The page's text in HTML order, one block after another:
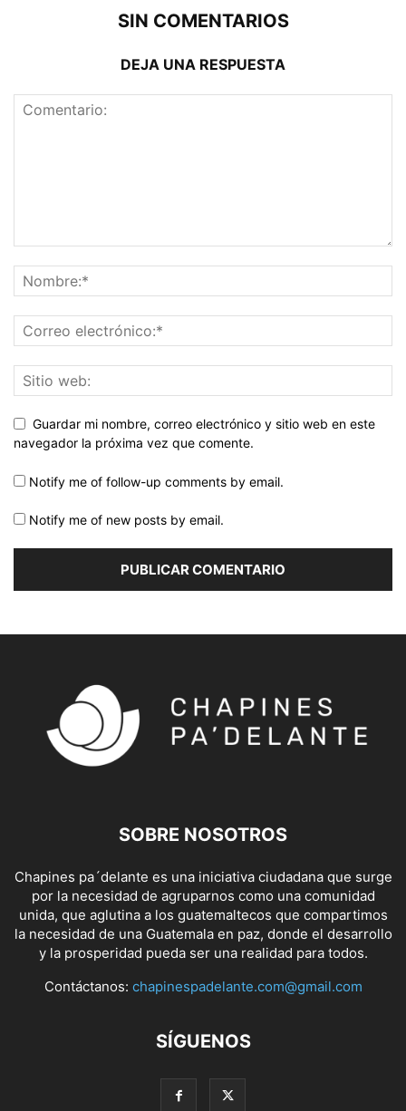
SIN COMENTARIOS
DEJA UNA RESPUESTA
Guardar mi nombre, correo electrónico y sitio web en este
navegador la próxima vez que comente.
Notify me of follow-up comments by email.
Notify me of new posts by email.
SOBRE NOSOTROS
Chapines pa´delante es una iniciativa ciudadana que surge
por la necesidad de agruparnos como una comunidad
unida, que aglutina a los guatemaltecos que compartimos
la necesidad de una Guatemala en paz, donde el desarrollo
y la prosperidad pueda ser una realidad para todos.
Contáctanos: chapinespadelante.com@gmail.com
SÍGUENOS